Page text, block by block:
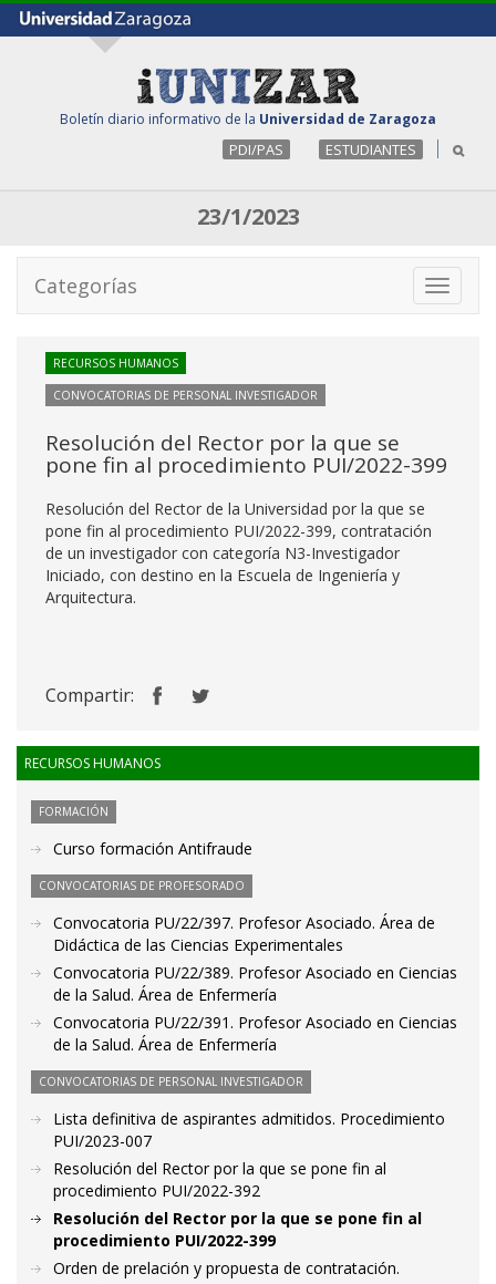
Boletín diario informativo de la Universidad de Zaragoza
PDI/PAS ESTUDIANTES
23/1/2023
Toggle
Categorías
RECURSOS HUMANOS
CONVOCATORIAS DE PERSONAL INVESTIGADOR
Resolución del Rector por la que se
pone fin al procedimiento PUI/2022-399
Resolución del Rector de la Universidad por la que se
pone fin al procedimiento PUI/2022-399, contratación
de un investigador con categoría N3-Investigador
Iniciado, con destino en la Escuela de Ingeniería y
Arquitectura.
Compartir:
RECURSOS HUMANOS
FORMACIÓN
Curso formación Antifraude
CONVOCATORIAS DE PROFESORADO
Convocatoria PU/22/397. Profesor Asociado. Área de
Didáctica de las Ciencias Experimentales
Convocatoria PU/22/389. Profesor Asociado en Ciencias
de la Salud. Área de Enfermería
Convocatoria PU/22/391. Profesor Asociado en Ciencias
de la Salud. Área de Enfermería
CONVOCATORIAS DE PERSONAL INVESTIGADOR
Lista definitiva de aspirantes admitidos. Procedimiento
PUI/2023-007
Resolución del Rector por la que se pone fin al
procedimiento PUI/2022-392
Resolución del Rector por la que se pone fin al
procedimiento PUI/2022-399
Orden de prelación y propuesta de contratación.